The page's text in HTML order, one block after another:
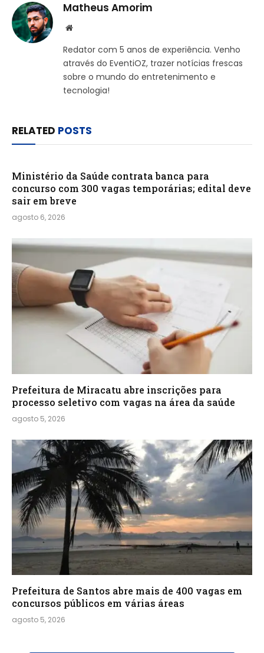
Matheus Amorim
Website
Redator com 5 anos de experiência. Venho
através do EventiOZ, trazer notícias frescas
sobre o mundo do entretenimento e
tecnologia!
RELATED POSTS
Ministério da Saúde contrata banca para
concurso com 300 vagas temporárias; edital deve
sair em breve
agosto 6, 2026
Prefeitura de Miracatu abre inscrições para
processo seletivo com vagas na área da saúde
agosto 5, 2026
Prefeitura de Santos abre mais de 400 vagas em
concursos públicos em várias áreas
agosto 5, 2026